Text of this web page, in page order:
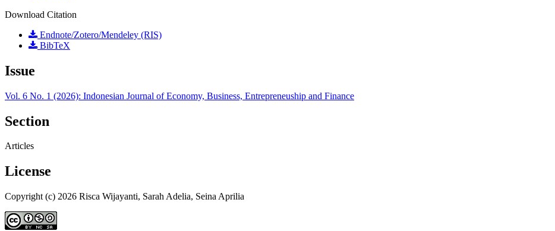
Download Citation
Endnote/Zotero/Mendeley (RIS)
BibTeX
Issue
Vol. 6 No. 1 (2026): Indonesian Journal of Economy, Business, Entrepreneuship and Finance
Section
Articles
License
Copyright (c) 2026 Risca Wijayanti, Sarah Adelia, Seina Aprilia